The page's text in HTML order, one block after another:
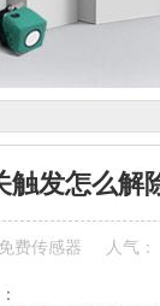
触发怎么解
费传感器 人气：